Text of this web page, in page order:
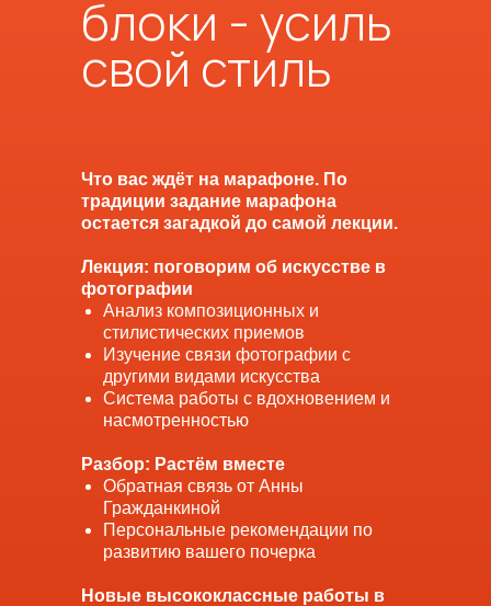
блоки - усиль
свой стиль
Что вас ждёт на марафоне. По
традиции задание марафона
остается загадкой до самой лекции.
Лекция: поговорим об искусстве в
фотографии
Анализ композиционных и
стилистических приемов
Изучение связи фотографии с
другими видами искусства
Система работы с вдохновением и
насмотренностью
Разбор: Растём вместе
Обратная связь от Анны
Гражданкиной
Персональные рекомендации по
развитию вашего почерка
Новые высококлассные работы в